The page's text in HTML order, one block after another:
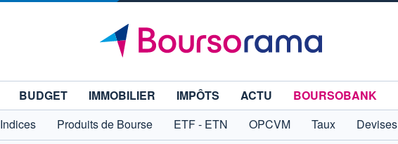
BUDGET IMMOBILIER IMPÔTS ACTU
BOURSOBANK
Indices Produits de Bourse ETF - ETN OPCVM Taux Devises